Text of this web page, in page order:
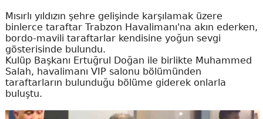
Mısırlı yıldızın şehre gelişinde karşılamak üzere
binlerce taraftar Trabzon Havalimanı'na akın ederken,
bordo-mavili taraftarlar kendisine yoğun sevgi
gösterisinde bulundu.
Kulüp Başkanı Ertuğrul Doğan ile birlikte Muhammed
Salah, havalimanı VIP salonu bölümünden
taraftarların bulunduğu bölüme giderek onlarla
buluştu.